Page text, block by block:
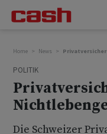
Home News
POLITIK
Die Schweizer